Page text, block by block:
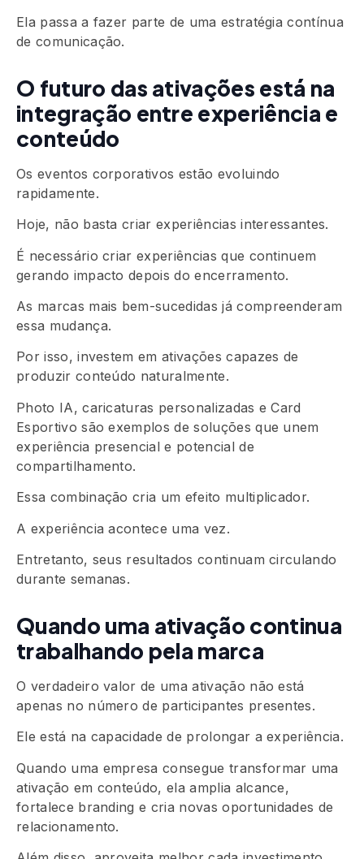
Ela passa a fazer parte de uma estratégia contínua
de comunicação.
O futuro das ativações está na
integração entre experiência e
conteúdo
Os eventos corporativos estão evoluindo
rapidamente.
Hoje, não basta criar experiências interessantes.
É necessário criar experiências que continuem
gerando impacto depois do encerramento.
As marcas mais bem-sucedidas já compreenderam
essa mudança.
Por isso, investem em ativações capazes de
produzir conteúdo naturalmente.
Photo IA, caricaturas personalizadas e Card
Esportivo são exemplos de soluções que unem
experiência presencial e potencial de
compartilhamento.
Essa combinação cria um efeito multiplicador.
A experiência acontece uma vez.
Entretanto, seus resultados continuam circulando
durante semanas.
Quando uma ativação continua
trabalhando pela marca
O verdadeiro valor de uma ativação não está
apenas no número de participantes presentes.
Ele está na capacidade de prolongar a experiência.
Quando uma empresa consegue transformar uma
ativação em conteúdo, ela amplia alcance,
fortalece branding e cria novas oportunidades de
relacionamento.